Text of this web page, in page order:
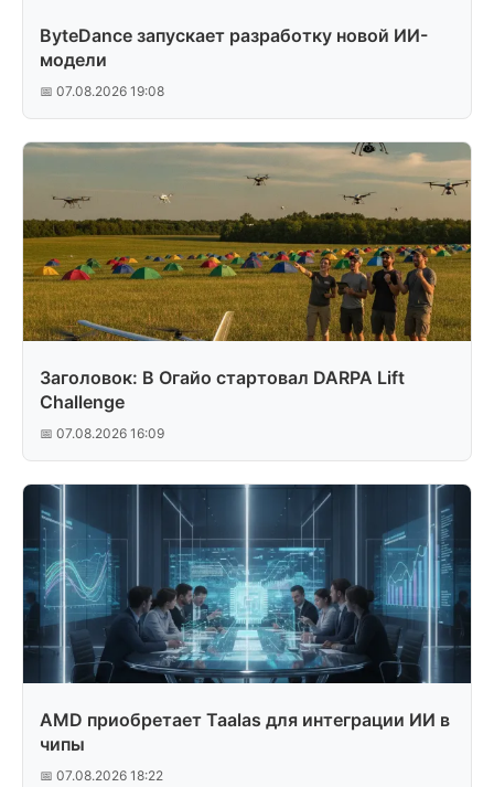
ByteDance запускает разработку новой ИИ-
модели
📅 07.08.2026 19:08
Заголовок: В Огайо стартовал DARPA Lift
Challenge
📅 07.08.2026 16:09
AMD приобретает Taalas для интеграции ИИ в
чипы
📅 07.08.2026 18:22